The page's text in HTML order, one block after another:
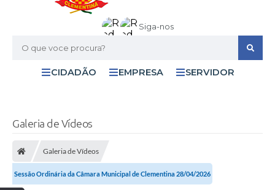
Siga-nos
O que voce procura?
CIDADÃO EMPRESA SERVIDOR
Galeria de Vídeos
Galeria de Vídeos
Sessão Ordinária da Câmara Municipal de Clementina 28/04/2026